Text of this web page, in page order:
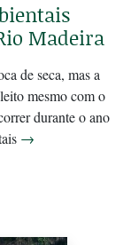
Madeira
de seca, mas a
mesmo com o
durante o ano
→